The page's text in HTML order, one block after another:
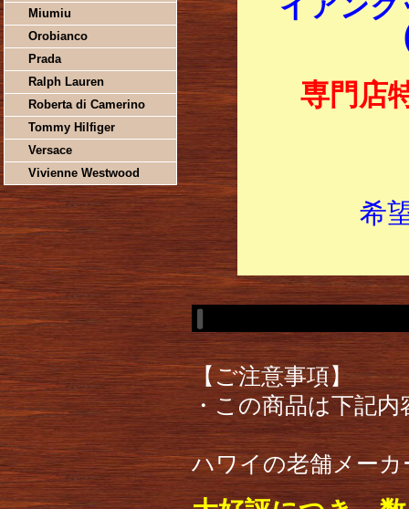
Miumiu
Orobianco
Prada
Ralph Lauren
Roberta di Camerino
Tommy Hilfiger
Versace
Vivienne Westwood
専門店
希
【ご注意事項】
・この商品は下記
ハワイの老舗メー